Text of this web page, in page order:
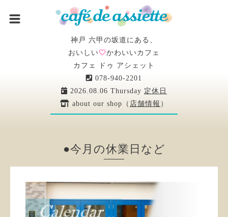
神戸 六甲の坂道にある、
おいしい
かわいいカフェ
カフェ ドゥ アシェット
078-940-2201
2026.08.06 Thursday 定休日
about our shop（ 店舗情報 ）
●今月の休業日など